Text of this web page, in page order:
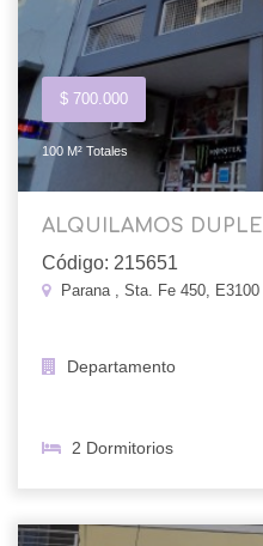
$ 700.000
100 M² Totales
ALQUILAMOS
Código: 215651
Parana , Sta. Fe 450,
Departamento
2 Dormitorios